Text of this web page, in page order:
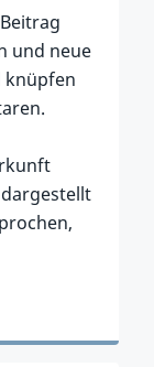
und neue
knüpfen